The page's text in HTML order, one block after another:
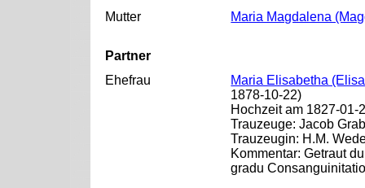
Mutter
Maria Magdalena
Partner
Ehefrau
Maria Elisabetha
1878-10-22)
Hochzeit am 1827-01-
Trauzeuge: Jacob
Trauzeugin: H.M.
Kommentar: Getraut
gradu